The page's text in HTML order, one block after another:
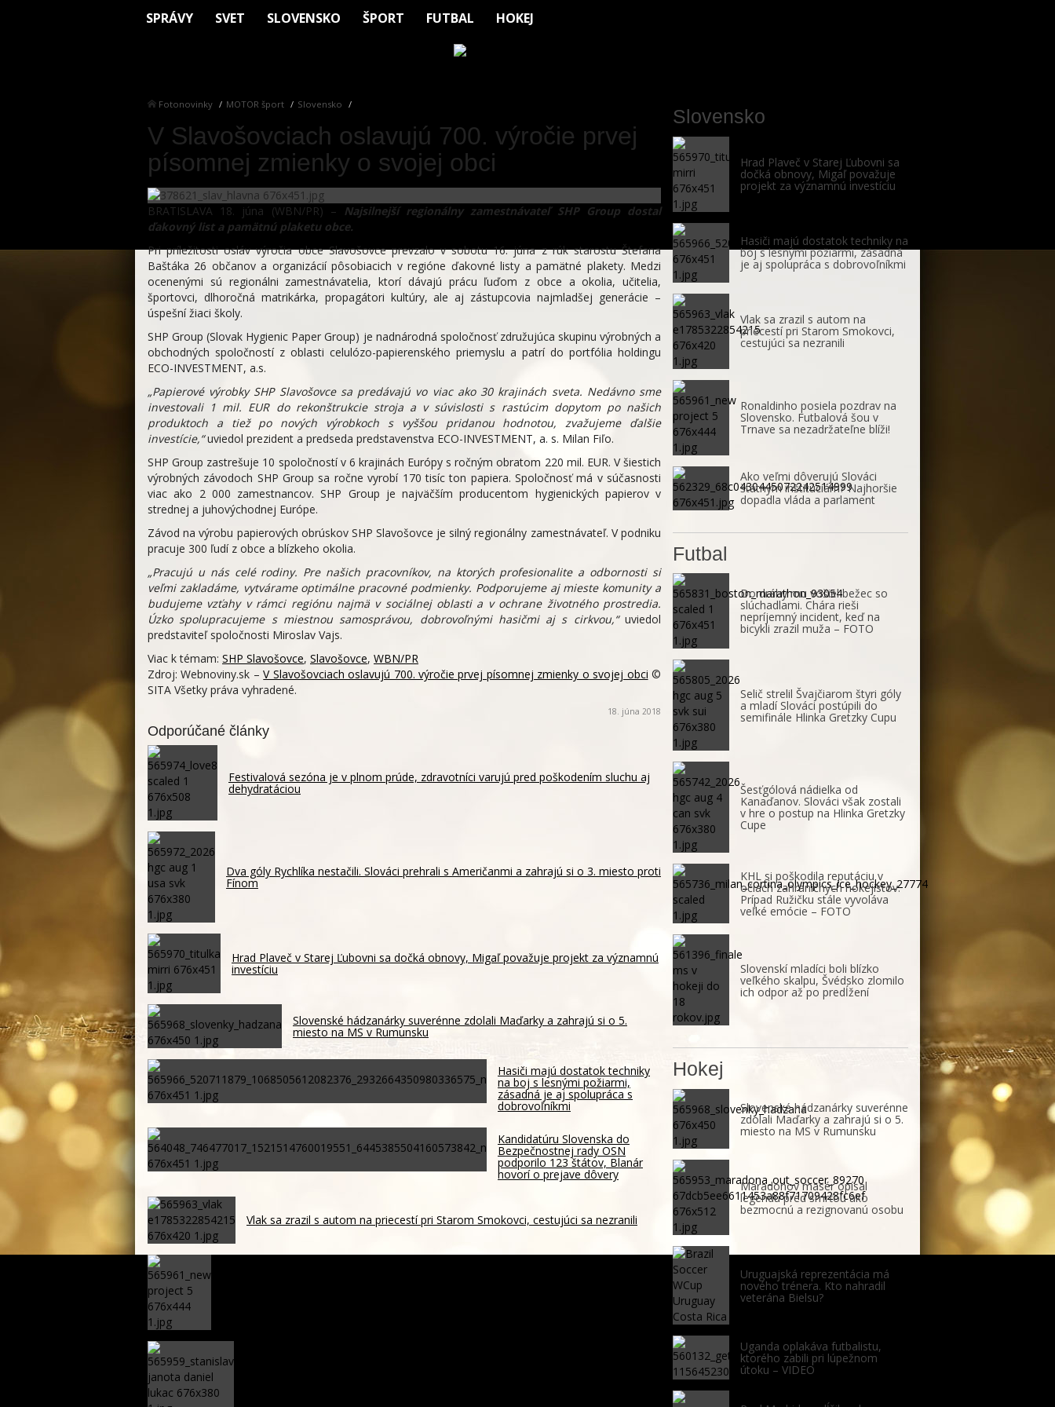
SPRÁVY SVET SLOVENSKO ŠPORT FUTBAL HOKEJ
Fotonovinky MOTOR šport Slovensko
V Slavošovciach oslavujú 700. výročie prvej
písomnej zmienky o svojej obci
BRATISLAVA 18. júna (WBN/PR) –
Najsilnejší regionálny zamestnávateľ SHP Group dostal
ďakovný list a pamätnú plaketu obce.
Pri príležitosti osláv výročia obce Slavošovce prevzalo v sobotu 16. júna z rúk starostu Štefana
Baštáka 26 občanov a organizácií pôsobiacich v regióne ďakovné listy a pamätné plakety. Medzi
ocenenými sú regionálni zamestnávatelia, ktorí dávajú prácu ľuďom z obce a okolia, učitelia,
športovci, dlhoročná matrikárka, propagátori kultúry, ale aj zástupcovia najmladšej generácie –
úspešní žiaci školy.
SHP Group (Slovak Hygienic Paper Group) je nadnárodná spoločnosť združujúca skupinu výrobných a
obchodných spoločností z oblasti celulózo-papierenského priemyslu a patrí do portfólia holdingu
ECO-INVESTMENT, a.s.
„Papierové výrobky SHP Slavošovce sa predávajú vo viac ako 30 krajinách sveta. Nedávno sme
investovali 1 mil. EUR do rekonštrukcie stroja a v súvislosti s rastúcim dopytom po našich
produktoch a tiež po nových výrobkoch s vyššou pridanou hodnotou, zvažujeme ďalšie
investície,“uviedol prezident a predseda predstavenstva ECO-INVESTMENT, a. s. Milan Fiľo.
SHP Group zastrešuje 10 spoločností v 6 krajinách Európy s ročným obratom 220 mil. EUR. V šiestich
výrobných závodoch SHP Group sa ročne vyrobí 170 tisíc ton papiera. Spoločnosť má v súčasnosti
viac ako 2 000 zamestnancov. SHP Group je najväčším producentom hygienických papierov v
strednej a juhovýchodnej Európe.
Závod na výrobu papierových obrúskov SHP Slavošovce je silný regionálny zamestnávateľ. V podniku
pracuje 300 ľudí z obce a blízkeho okolia.
„Pracujú u nás celé rodiny. Pre našich pracovníkov, na ktorých profesionalite a odbornosti si
veľmi zakladáme, vytvárame optimálne pracovné podmienky. Podporujeme aj mieste komunity a
budujeme vzťahy v rámci regiónu najmä v sociálnej oblasti a v ochrane životného prostredia.
Úzko spolupracujeme s miestnou samosprávou, dobrovoľnými hasičmi aj s cirkvou,“ uviedol
predstaviteľ spoločnosti Miroslav Vajs.
Viac k témam: SHP Slavošovce, Slavošovce, WBN/PR
Zdroj: Webnoviny.sk –V Slavošovciach oslavujú 700. výročie prvej písomnej zmienky o svojej obci ©
SITA Všetky práva vyhradené.
18. júna 2018
Odporúčané články
Festivalová sezóna je v plnom prúde, zdravotníci varujú pred poškodením sluchu aj
dehydratáciou
Dva góly Rychlíka nestačili. Slováci prehrali s Američanmi a zahrajú si o 3. miesto proti
Fínom
Hrad Plaveč v Starej Ľubovni sa dočká obnovy, Migaľ považuje projekt za významnú
investíciu
Slovenské hádzanárky suverénne zdolali Maďarky a zahrajú si o 5.
miesto na MS v Rumunsku
Hasiči majú dostatok techniky
na boj s lesnými požiarmi,
zásadná je aj spolupráca s
dobrovoľníkmi
Kandidatúru Slovenska do
Bezpečnostnej rady OSN
podporilo 123 štátov, Blanár
hovorí o prejave dôvery
Vlak sa zrazil s autom na priecestí pri Starom Smokovci, cestujúci sa nezranili
Slovensko
Hrad Plaveč v Starej Ľubovni sa
dočká obnovy, Migaľ považuje
projekt za významnú investíciu
Hasiči majú dostatok techniky na
boj s lesnými požiarmi, zásadná
je aj spolupráca s dobrovoľníkmi
Vlak sa zrazil s autom na
priecestí pri Starom Smokovci,
cestujúci sa nezranili
Ronaldinho posiela pozdrav na
Slovensko. Futbalová šou v
Trnave sa nezadržateľne blíži!
Ako veľmi dôverujú Slováci
štátnym inštitúciám? Najhoršie
dopadla vláda a parlament
Futbal
Do dráhy mu vošiel bežec so
slúchadlami. Chára rieši
nepríjemný incident, keď na
bicykli zrazil muža – FOTO
Selič strelil Švajčiarom štyri góly
a mladí Slováci postúpili do
semifinále Hlinka Gretzky Cupu
Šesťgólová nádielka od
Kanaďanov. Slováci však zostali
v hre o postup na Hlinka Gretzky
Cupe
KHL si poškodila reputáciu v
očiach zahraničných hokejistov.
Prípad Ružičku stále vyvoláva
veľké emócie – FOTO
Slovenskí mladíci boli blízko
veľkého skalpu, Švédsko zlomilo
ich odpor až po predĺžení
Hokej
Slovenské hádzanárky suverénne
zdolali Maďarky a zahrajú si o 5.
miesto na MS v Rumunsku
Maradonov masér opísal
legendu pred smrťou ako
bezmocnú a rezignovanú osobu
Uruguajská reprezentácia má
nového trénera. Kto nahradil
veterána Bielsu?
Uganda oplakáva futbalistu,
ktorého zabili pri lúpežnom
útoku – VIDEO